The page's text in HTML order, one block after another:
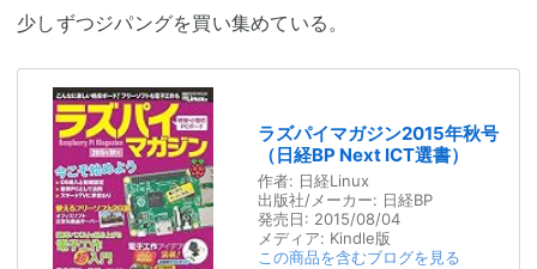
少しずつジパングを買い集めている。
ラズパイマガジン2015年秋号
（日経BP Next ICT選書）
作者: 日経Linux
出版社/メーカー: 日経BP
発売日: 2015/08/04
メディア: Kindle版
この商品を含むブログを見る